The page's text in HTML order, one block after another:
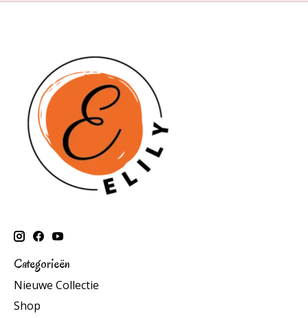
Categorieën
Nieuwe Collectie
Shop